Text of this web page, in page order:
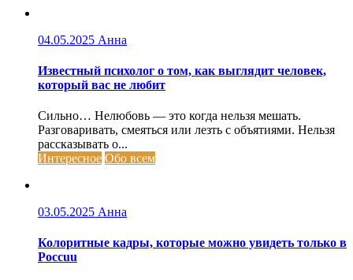
04.05.2025 Анна
Известный психолог о том, как выглядит человек,
который вас не любит
Сильно… Нелюбовь — это когда нельзя мешать.
Разговаривать, смеяться или лезть с объятиями. Нельзя
рассказывать о...
Интересное Обо всем
03.05.2025 Анна
Колоритные кадры, которые можно увидеть только в
Россuu